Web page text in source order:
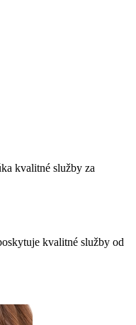
kvalitné služby za
kvalitné služby od